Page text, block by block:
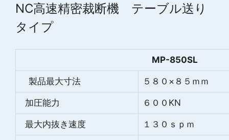
NC高速精密裁断機 テーブル送り
タイプ
MP-850SL
製品最大寸法 ５８０×８５ｍｍ
加圧能力 ６００KN
最大内抜き速度 １３０ｓｐｍ